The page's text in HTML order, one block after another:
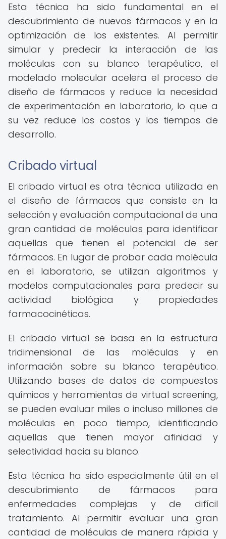
Esta técnica ha sido fundamental en el
descubrimiento de nuevos fármacos y en la
optimización de los existentes. Al permitir
simular y predecir la interacción de las
moléculas con su blanco terapéutico, el
modelado molecular acelera el proceso de
diseño de fármacos y reduce la necesidad
de experimentación en laboratorio, lo que a
su vez reduce los costos y los tiempos de
desarrollo.
Cribado virtual
El cribado virtual es otra técnica utilizada en
el diseño de fármacos que consiste en la
selección y evaluación computacional de una
gran cantidad de moléculas para identificar
aquellas que tienen el potencial de ser
fármacos. En lugar de probar cada molécula
en el laboratorio, se utilizan algoritmos y
modelos computacionales para predecir su
actividad biológica y propiedades
farmacocinéticas.
El cribado virtual se basa en la estructura
tridimensional de las moléculas y en
información sobre su blanco terapéutico.
Utilizando bases de datos de compuestos
químicos y herramientas de virtual screening,
se pueden evaluar miles o incluso millones de
moléculas en poco tiempo, identificando
aquellas que tienen mayor afinidad y
selectividad hacia su blanco.
Esta técnica ha sido especialmente útil en el
descubrimiento de fármacos para
enfermedades complejas y de difícil
tratamiento. Al permitir evaluar una gran
cantidad de moléculas de manera rápida y